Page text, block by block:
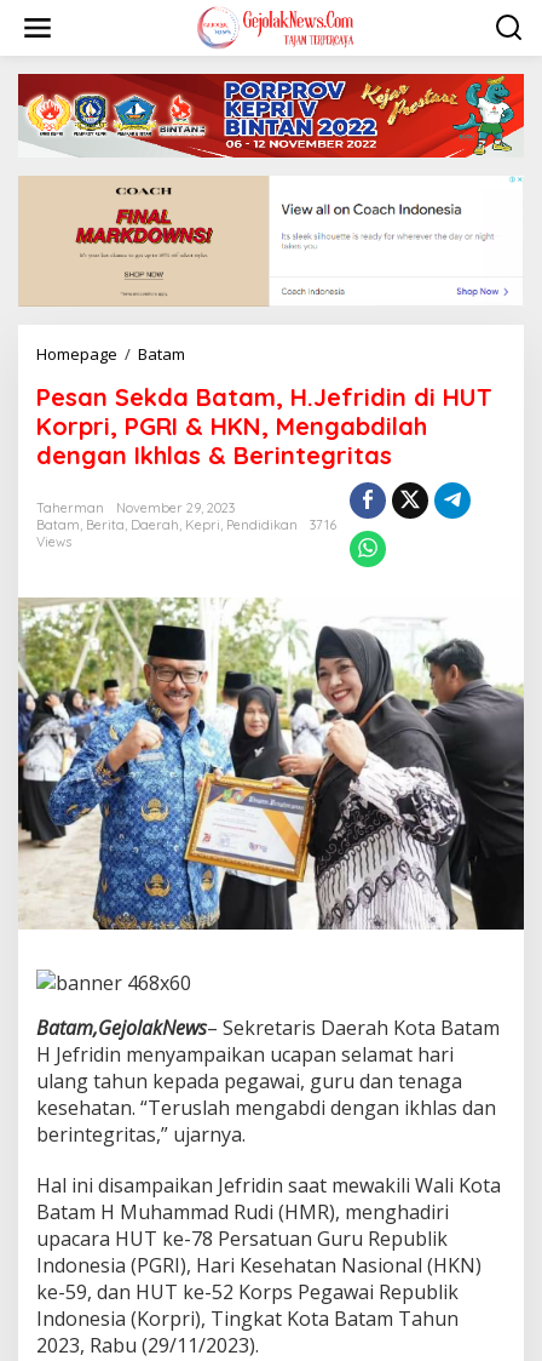
i
Homepage / Batam
s
a
n
S
k
d
a
t
m
,
H
.
J
e
f
r
i
d
i
n
d
U
K
o
r
r
i
P
G
R
I
&
H
K
N
Pesan Sekda Batam, H.Jefridin di HUT
Korpri, PGRI & HKN, Mengabdilah
dengan Ikhlas & Berintegritas
Taherman
November 29, 2023
Batam, Berita, Daerah, Kepri, Pendidikan
3716
Views
Batam,GejolakNews– Sekretaris Daerah Kota Batam
H Jefridin menyampaikan ucapan selamat hari
ulang tahun kepada pegawai, guru dan tenaga
kesehatan. “Teruslah mengabdi dengan ikhlas dan
berintegritas,” ujarnya.
Hal ini disampaikan Jefridin saat mewakili Wali Kota
Batam H Muhammad Rudi (HMR), menghadiri
upacara HUT ke-78 Persatuan Guru Republik
Indonesia (PGRI), Hari Kesehatan Nasional (HKN)
ke-59, dan HUT ke-52 Korps Pegawai Republik
Indonesia (Korpri), Tingkat Kota Batam Tahun
2023, Rabu (29/11/2023).